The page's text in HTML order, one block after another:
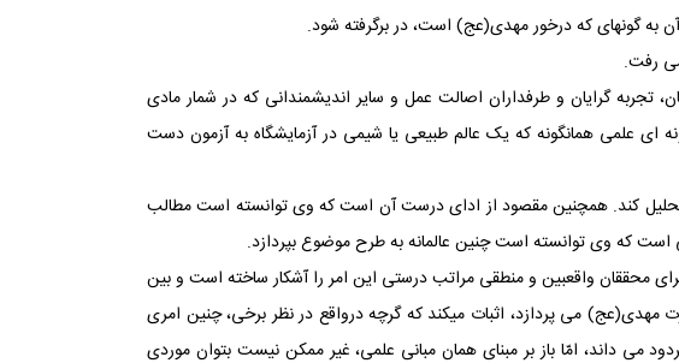
به گونه‏ای که درخور مهدی(عج) است، در برگرفته شود.
می رفت.
تجربه‏ گرایان و طرفداران اصالت عمل و سایر اندیشمندانی که در شمار مادی
‏ای علمی همان‏گونه که یک عالم طبیعی یا شیمی در آزمایشگاه به آزمون دست
و تحلیل کند. همچنین مقصود از ادای درست آن است که وی توانسته است مطالب
است که وی توانسته است چنین عالمانه به طرح موضوع بپردازد.
محققان واقع‏بین و منطقی مراتب درستی این امر را آشکار ساخته است و بین
می‏ پردازد، اثبات می‏کند که گرچه درواقع در نظر برخی، چنین امری
‏داند، امّا باز بر مبنای همان مبانی علمی، غیر ممکن نیست بتوان موردی